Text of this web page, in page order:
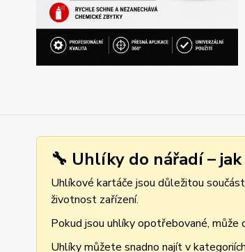
🔧 Uhlíky do nářadí –
Uhlíkové kartáče jsou důležitou
životnost zařízení.
Pokud jsou uhlíky opotřebované,
Uhlíky můžete snadno najít v